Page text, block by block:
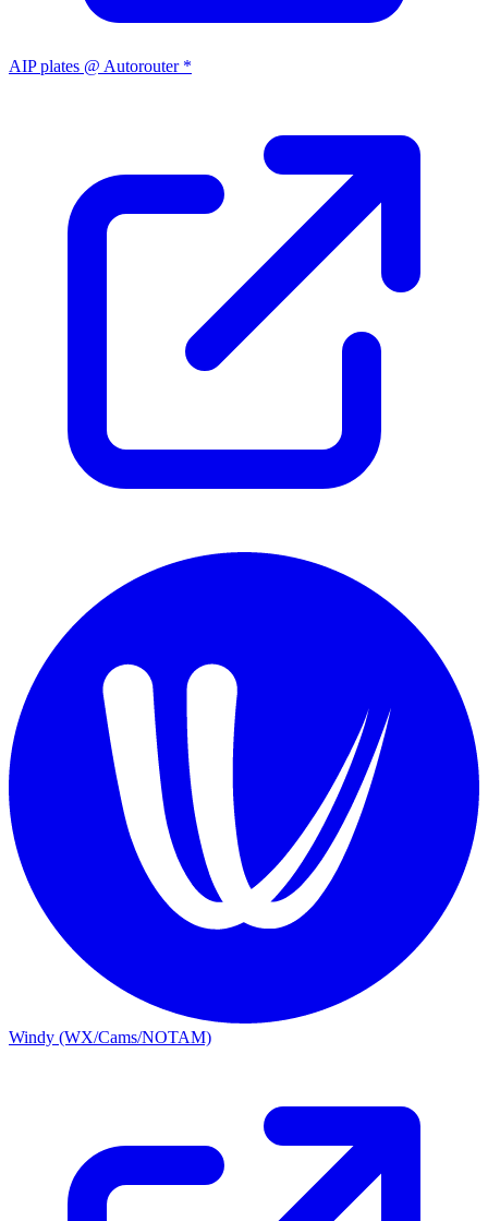
AIP plates @ Autorouter *
Windy (WX/Cams/NOTAM)